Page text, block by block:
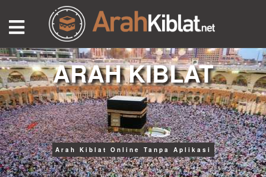
ARAH KIBLAT
Arah Kiblat Online Tanpa Aplikasi